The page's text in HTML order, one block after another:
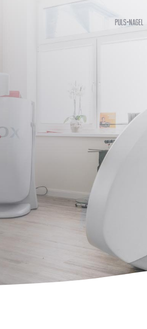
Puls+Nagel